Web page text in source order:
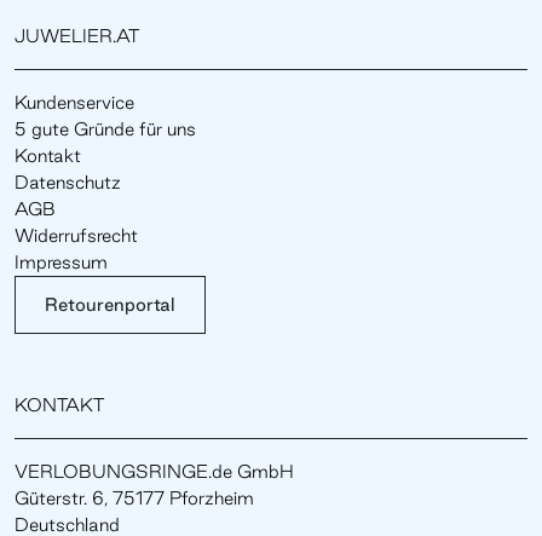
JUWELIER.AT
Kundenservice
5 gute Gründe für uns
Kontakt
Datenschutz
AGB
Widerrufsrecht
Impressum
Retourenportal
KONTAKT
VERLOBUNGSRINGE.de GmbH
Güterstr. 6, 75177 Pforzheim
Deutschland